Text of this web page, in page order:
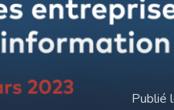
Publié